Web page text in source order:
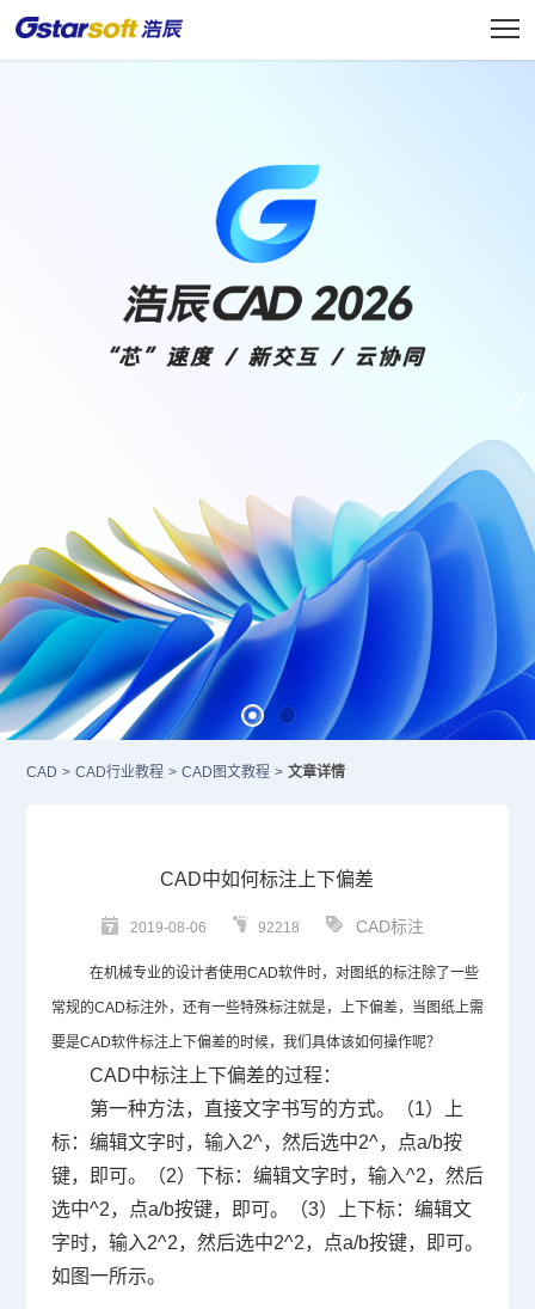
CAD > CAD行业教程 > CAD图文教程 > 文章详情
CAD中如何标注上下偏差
2019-08-06 92218 CAD标注
在机械专业的设计者使用CAD软件时，对图纸的标注除了一些
常规的CAD标注外，还有一些特殊标注就是，上下偏差，当图纸上需
要是CAD软件标注上下偏差的时候，我们具体该如何操作呢？
CAD中标注上下偏差的过程：
第一种方法，直接文字书写的方式。（1）上
标：编辑文字时，输入2^，然后选中2^，点a/b按
键，即可。（2）下标：编辑文字时，输入^2，然后
选中^2，点a/b按键，即可。（3）上下标：编辑文
字时，输入2^2，然后选中2^2，点a/b按键，即可。
如图一所示。